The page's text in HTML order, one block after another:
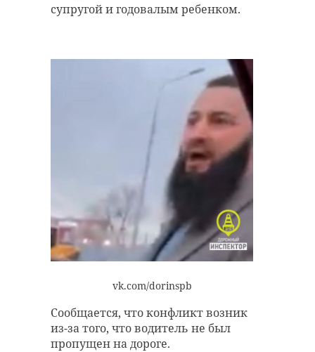
супругой и годовалым ребенком.
vk.com/dorinspb
Сообщается, что конфликт возник
из-за того, что водитель не был
пропущен на дороге.